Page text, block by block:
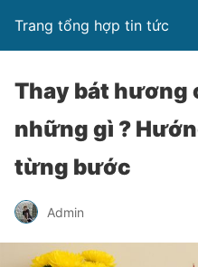
Trang tổng hợp tin tức
Thay bát hương
những gì ?
từng bước
Admin